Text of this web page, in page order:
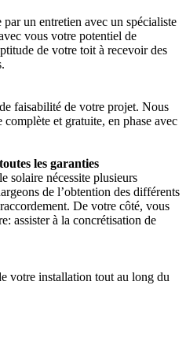
un entretien avec un spécialiste
vous votre potentiel de
de votre toit à recevoir des
faisabilité de votre projet. Nous
et gratuite, en phase avec
les garanties
solaire nécessite plusieurs
de l’obtention des différents
De votre côté, vous
assister à la concrétisation de
votre installation tout au long du